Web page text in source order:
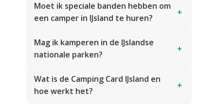
Moet ik speciale banden hebben om
een camper in IJsland te huren?
+
Mag ik kamperen in de IJslandse
nationale parken?
+
Wat is de Camping Card IJsland en
hoe werkt het?
+